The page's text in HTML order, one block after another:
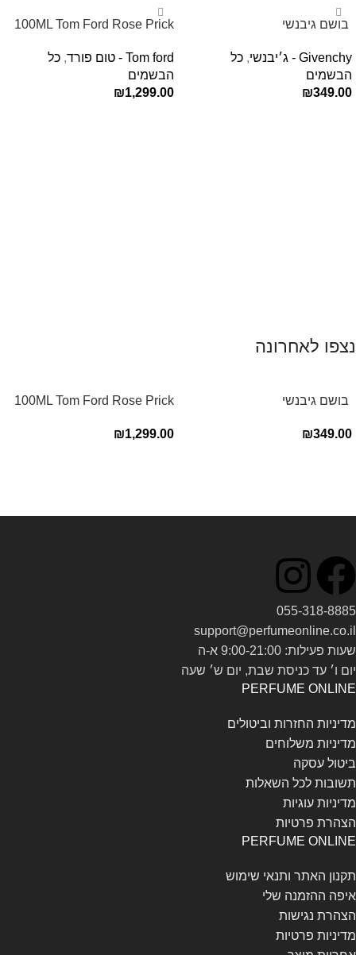
‏ בושם גיבנשי
E.D.P 80ml ‏
Givenchy - ג׳יבנשי , כל
הבשמים
₪349.00
100ML Tom Ford Rose Prick
Tom ford - טום פורד
, כל
הבשמים
₪1,299.00
נצפו לאחרונה
‏ בושם גיבנשי
E.D.P 80ml ‏
₪349.00
100ML Tom Ford Rose Prick
₪1,299.00
055-318-8885
support@perfumeonline.co.il
שעות פעילות: 9:00-21:00 א-ה
יום ו׳ עד כניסת שבת, יום ש׳ שעה
PERFUME ONLINE
מדיניות החזרות וביטולים
מדיניות משלוחים
ביטול עסקה
תשובות לכל השאלות
מדיניות עוגיות
הצהרת פרטיות
PERFUME ONLINE
תקנון האתר ותנאי שימוש
איפה ההזמנה שלי
הצהרת נגישות
מדיניות פרטיות